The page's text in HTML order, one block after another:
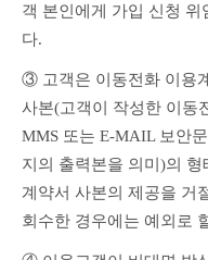
객 본인에게 가입 신청 위
다.
③ 고객은 이동전화 이용
사본(고객이 작성한 이동
MMS 또는 E-MAIL 보안
지의 출력본을 의미)의
계약서 사본의 제공을 거
회수한 경우에는 예외로